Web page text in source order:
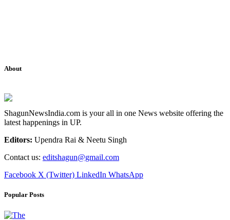
About
ShagunNewsIndia.com is your all in one News website offering the
latest happenings in UP.
Editors: Upendra Rai & Neetu Singh
Contact us: editshagun@gmail.com
Facebook X (Twitter) LinkedIn WhatsApp
Popular Posts